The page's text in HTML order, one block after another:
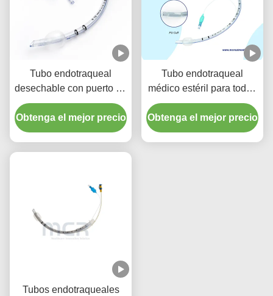
Tubo endotraqueal
desechable con puerto de
succión - PVC
transparente libre de
DEHP para garantía de
Obtenga el mejor precio
Tubo endotraqueal
médico estéril para todos
los tamaños con ISO CE
Obtenga el mejor precio
Tubos endotraqueales